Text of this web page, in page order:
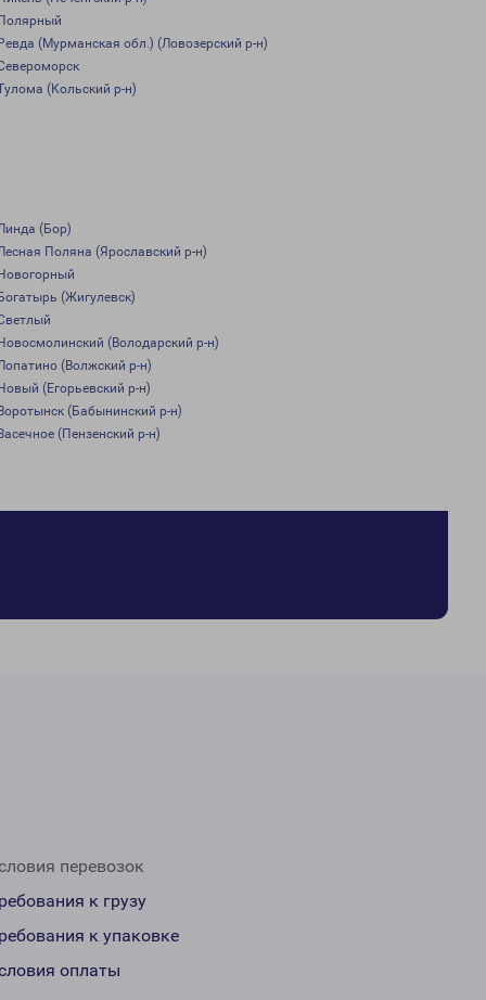
(Мурманская обл.) (Ловозерский р-н)
(Кольский р-н)
(Бор)
Поляна (Ярославский р-н)
(Жигулевск)
(Володарский р-н)
(Волжский р-н)
(Егорьевский р-н)
(Бабынинский р-н)
(Пензенский р-н)
перевозок
к грузу
к упаковке
оплаты